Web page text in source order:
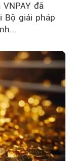
đã
Bộ giải pháp